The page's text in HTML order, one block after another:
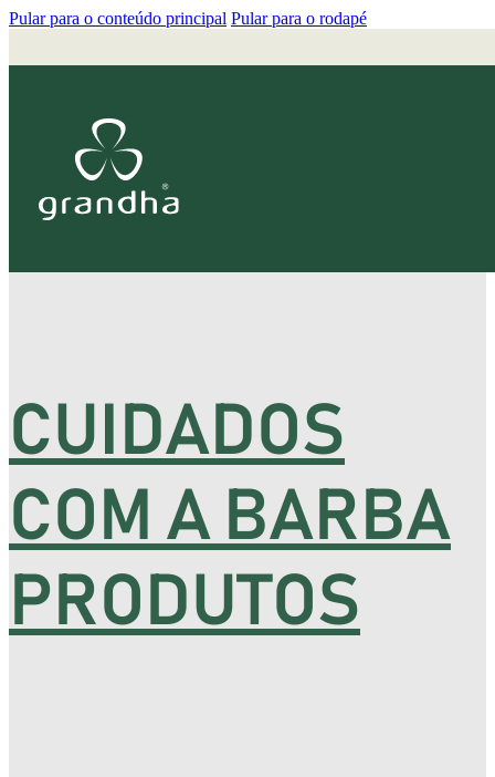
Pular para o conteúdo principal Pular para o rodapé
CUIDADOS
COM A BARBA
PRODUTOS